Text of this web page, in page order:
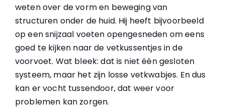
weten over de vorm en beweging van
structuren onder de huid. Hij heeft bijvoorbeeld
op een snijzaal voeten opengesneden om eens
goed te kijken naar de vetkussentjes in de
voorvoet. Wat bleek: dat is niet één gesloten
systeem, maar het zijn losse vetkwabjes. En dus
kan er vocht tussendoor, dat weer voor
problemen kan zorgen.